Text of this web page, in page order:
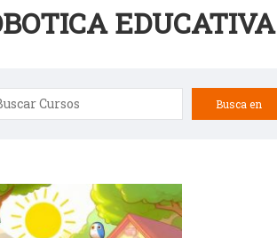
EDUCATIVA